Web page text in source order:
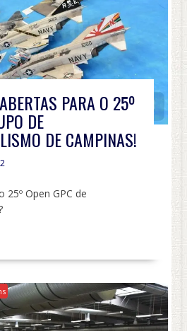
PARA O 25º
DE
DE CAMPINAS!
25º Open GPC de